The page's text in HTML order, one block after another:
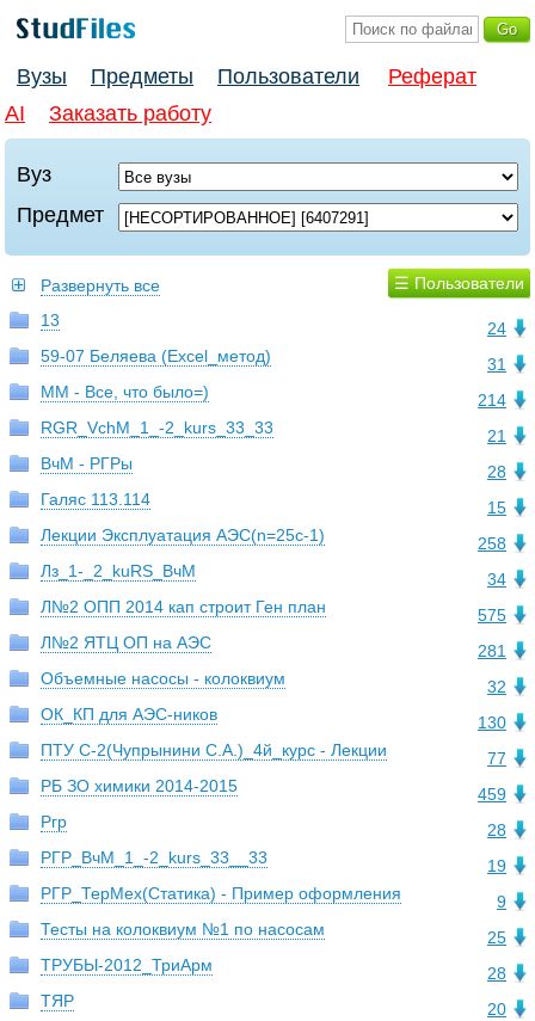
Вузы Предметы Пользователи
Реферат
AI
Заказать работу
Вуз
Предмет
☰ Пользователи
Развернуть все
24
13
31
59-07 Беляева (Excel_метод)
214
MM - Все, что было=)
21
RGR_VchM_1_-2_kurs_33_33
28
ВчМ - РГРы
15
Галяс 113.114
258
Лекции Эксплуатация АЭС(n=25c-1)
34
Лз_1-_2_kuRS_ВчМ
575
Л№2 ОПП 2014 кап строит Ген план
281
Л№2 ЯТЦ ОП на АЭС
32
Объемные насосы - колоквиум
130
ОК_КП для АЭС-ников
77
ПТУ С-2(Чупрынини С.А.)_4й_курс - Лекции
459
РБ ЗО химики 2014-2015
28
Ргр
19
РГР_ВчМ_1_-2_kurs_33__33
9
РГР_ТерМех(Статика) - Пример оформления
25
Тесты на колоквиум №1 по насосам
28
ТРУБЫ-2012_ТриАрм
20
ТЯР